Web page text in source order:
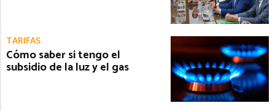
TARIFAS
Cómo saber si tengo el
subsidio de la luz y el gas